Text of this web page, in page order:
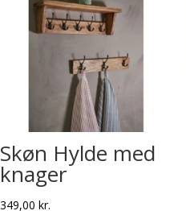
Skøn Hylde med
knager
349,00 kr.